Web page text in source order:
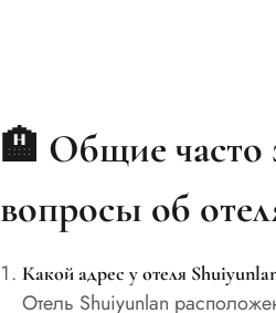
🏨 Общие часто
вопросы об
Какой адрес у отеля
Отель Shuiyunlan